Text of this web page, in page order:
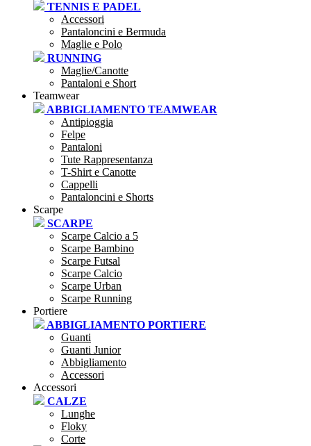
TENNIS E PADEL
Accessori
Pantaloncini e Bermuda
Maglie e Polo
RUNNING
Maglie/Canotte
Pantaloni e Short
Teamwear
ABBIGLIAMENTO TEAMWEAR
Antipioggia
Felpe
Pantaloni
Tute Rappresentanza
T-Shirt e Canotte
Cappelli
Pantaloncini e Shorts
Scarpe
SCARPE
Scarpe Calcio a 5
Scarpe Bambino
Scarpe Futsal
Scarpe Calcio
Scarpe Urban
Scarpe Running
Portiere
ABBIGLIAMENTO PORTIERE
Guanti
Guanti Junior
Abbigliamento
Accessori
Accessori
CALZE
Lunghe
Floky
Corte